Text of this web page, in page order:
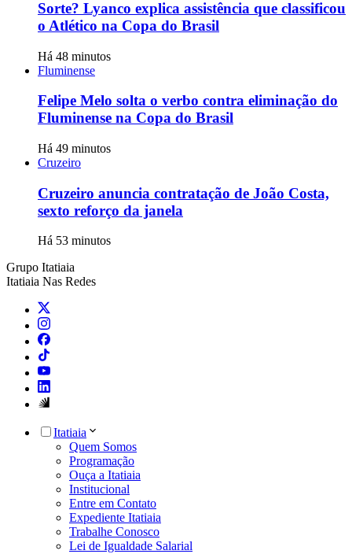
Sorte? Lyanco explica assistência que classificou
o Atlético na Copa do Brasil
Há 48 minutos
Fluminense
Felipe Melo solta o verbo contra eliminação do
Fluminense na Copa do Brasil
Há 49 minutos
Cruzeiro
Cruzeiro anuncia contratação de João Costa,
sexto reforço da janela
Há 53 minutos
Grupo Itatiaia
Itatiaia Nas Redes
Itatiaia
Quem Somos
Programação
Ouça a Itatiaia
Institucional
Entre em Contato
Expediente Itatiaia
Trabalhe Conosco
Lei de Igualdade Salarial